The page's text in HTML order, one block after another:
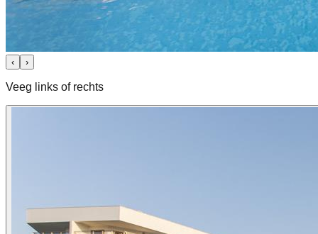
‹ ›
Veeg links of rechts